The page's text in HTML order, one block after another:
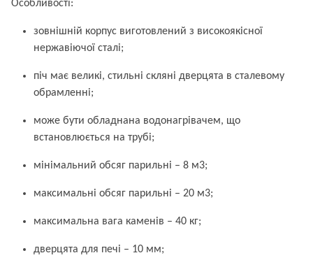
Особливості:
зовнішній корпус виготовлений з високоякісної
нержавіючої сталі;
піч має великі, стильні скляні дверцята в сталевому
обрамленні;
може бути обладнана водонагрівачем, що
встановлюється на трубі;
мінімальний обсяг парильні – 8 м3;
максимальні обсяг парильні – 20 м3;
максимальна вага каменів – 40 кг;
дверцята для печі – 10 мм;